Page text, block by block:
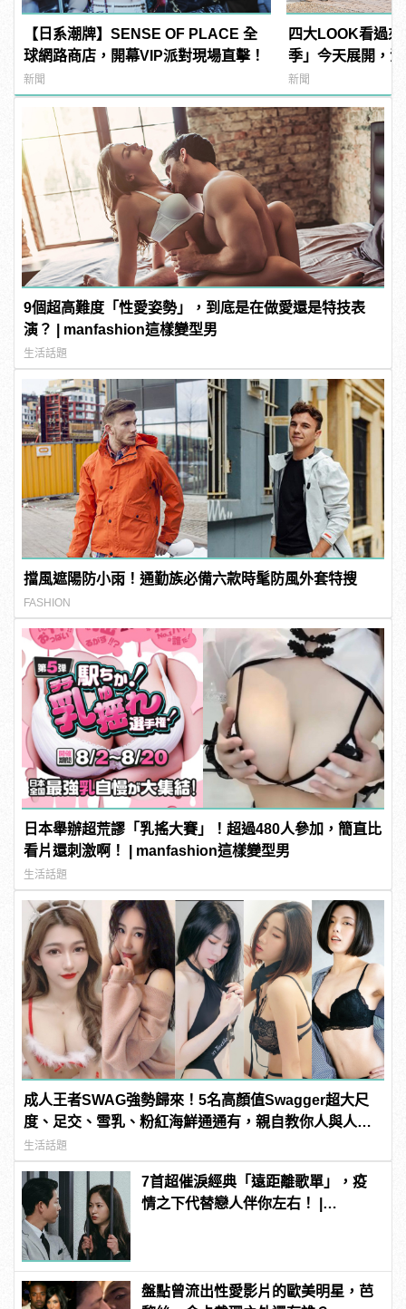
【日系潮牌】SENSE OF PLACE 全
球網路商店，開幕VIP派對現場直擊！
新聞
四大LOOK看過
季」今天展開，
都時尚！
新聞
9個超高難度「性愛姿勢」，到底是在做愛還是特技表
演？ | manfashion這樣變型男
生活話題
擋風遮陽防小雨！通勤族必備六款時髦防風外套特搜
FASHION
日本舉辦超荒謬「乳搖大賽」！超過480人參加，簡直比
看片還刺激啊！ | manfashion這樣變型男
生活話題
成人王者SWAG強勢歸來！5名高顏值Swagger超大尺
度、足交、雪乳、粉紅海鮮通通有，親自教你人與人的
連結！ | manfashion這樣變型男
生活話題
7首超催淚經典「遠距離歌單」，疫
情之下代替戀人伴你左右！ |
盤點曾流出性愛影片的歐美明星，芭